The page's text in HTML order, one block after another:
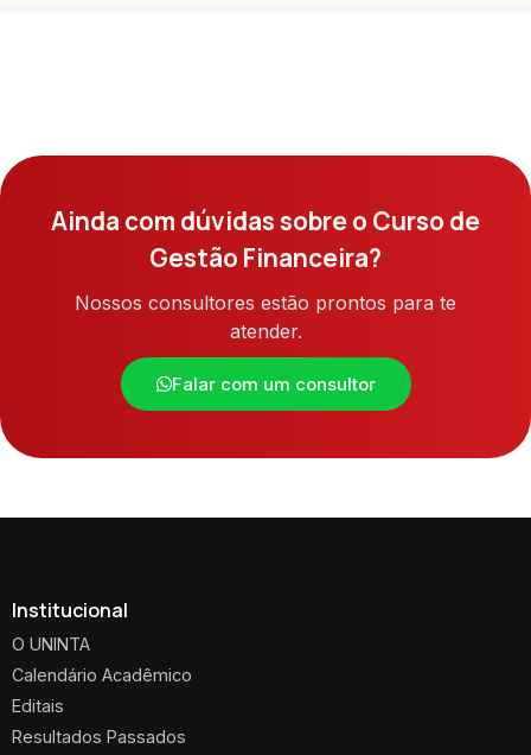
Ainda com dúvidas sobre o Curso de
Gestão Financeira?
Nossos consultores estão prontos para te
atender.
Falar com um consultor
Institucional
O UNINTA
Calendário Acadêmico
Editais
Resultados Passados